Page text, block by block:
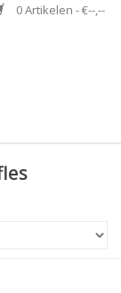
0 Artikelen - €--,--